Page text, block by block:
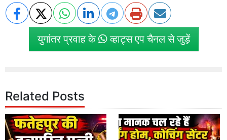
युगांतर प्रवाह के व्हाट्स एप चैनल से जुड़ें
Related Posts